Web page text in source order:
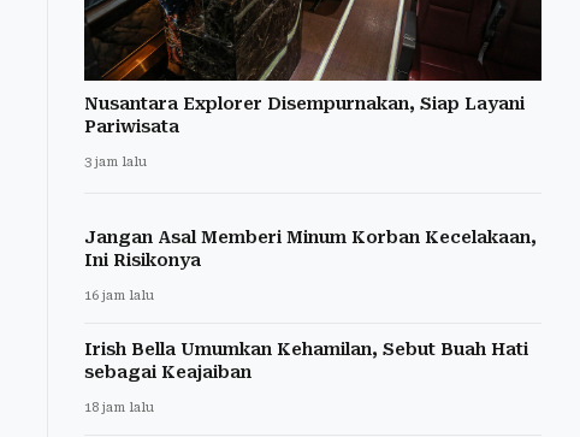
Nusantara Explorer Disempurnakan, Siap Layani
Pariwisata
3 jam lalu
Jangan Asal Memberi Minum Korban Kecelakaan,
Ini Risikonya
16 jam lalu
Irish Bella Umumkan Kehamilan, Sebut Buah Hati
sebagai Keajaiban
18 jam lalu